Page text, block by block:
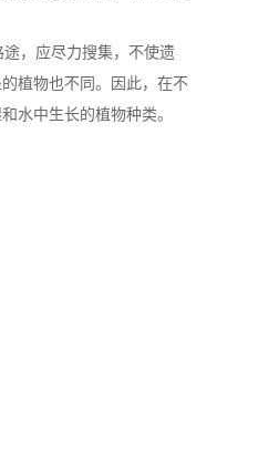
，应尽力搜集，不使遗
植物也不同。因此，在不
水中生长的植物种类。